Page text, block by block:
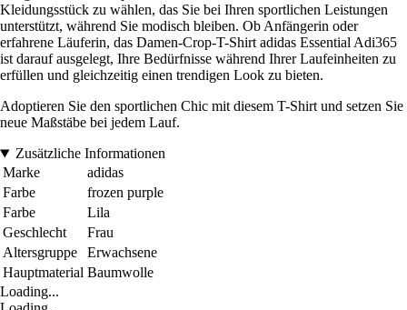
Kleidungsstück zu wählen, das Sie bei Ihren sportlichen Leistungen
unterstützt, während Sie modisch bleiben. Ob Anfängerin oder
erfahrene Läuferin, das Damen-Crop-T-Shirt adidas Essential Adi365
ist darauf ausgelegt, Ihre Bedürfnisse während Ihrer Laufeinheiten zu
erfüllen und gleichzeitig einen trendigen Look zu bieten.
Adoptieren Sie den sportlichen Chic mit diesem T-Shirt und setzen Sie
neue Maßstäbe bei jedem Lauf.
Zusätzliche Informationen
Marke
adidas
Farbe
frozen purple
Farbe
Lila
Geschlecht
Frau
Altersgruppe
Erwachsene
Hauptmaterial Baumwolle
Loading...